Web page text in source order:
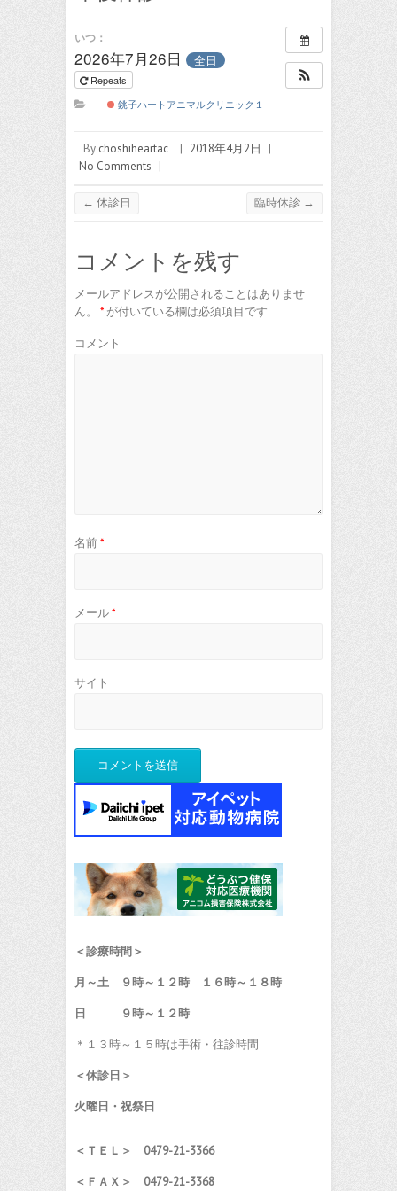
いつ：
2026年7月26日 全日
Repeats
銚子ハートアニマルクリニック１
By choshiheartac | 2018年4月2日
|
No Comments |
← 休診日 臨時休診 →
コメントを残す
メールアドレスが公開されることはありませ
ん。
* が付いている欄は必須項目です
コメント
名前*
メール*
サイト
＜診療時間＞
月～土 ９時～１２時 １６時～１８時
日 ９時～１２時
＊１３時～１５時は手術・往診時間
＜休診日＞
火曜日・祝祭日
＜ＴＥＬ＞ 0479-21-3366
＜ＦＡＸ＞ 0479-21-3368